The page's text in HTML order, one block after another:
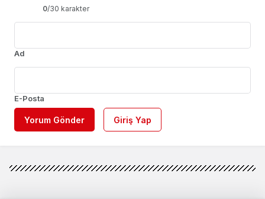
0/30 karakter
Ad
E-Posta
Yorum Gönder Giriş Yap